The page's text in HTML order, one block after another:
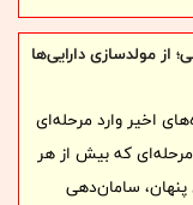
از مولدسازی دارایی‌ها
اخیر وارد مرحله‌ای
مرحله‌ای که بیش از هر
پنهان، سامان‌دهی